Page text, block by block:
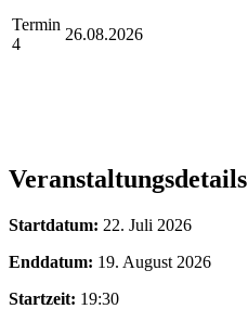
Termin
4
26.08.2026
Veranstaltungsdetails
Startdatum: 22. Juli 2026
Enddatum: 19. August 2026
Startzeit: 19:30